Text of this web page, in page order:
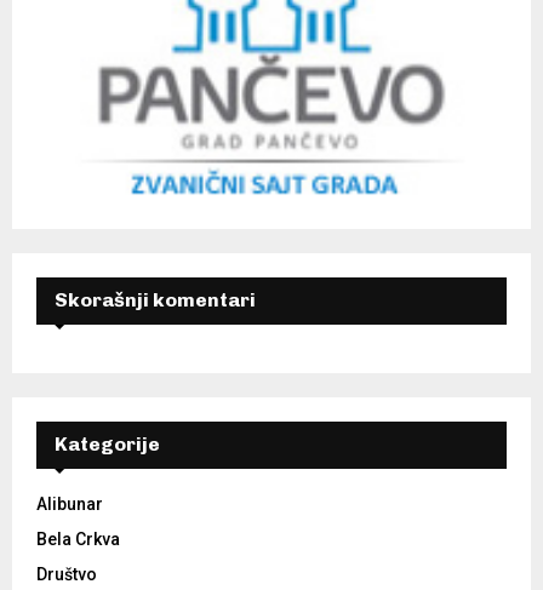
Skorašnji komentari
Kategorije
Alibunar
Bela Crkva
Društvo